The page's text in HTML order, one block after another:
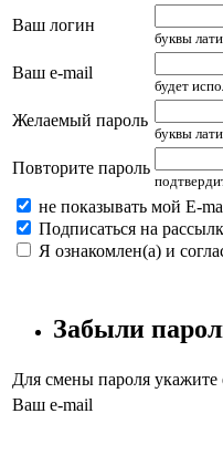
Ваш логин
буквы
Ваш e-mail
будет
Желаемый пароль
буквы
Повторите пароль
не показывать мой E-
Подписаться на
Я ознакомлен(а) и
Забыли
Для смены пароля
Ваш e-mail